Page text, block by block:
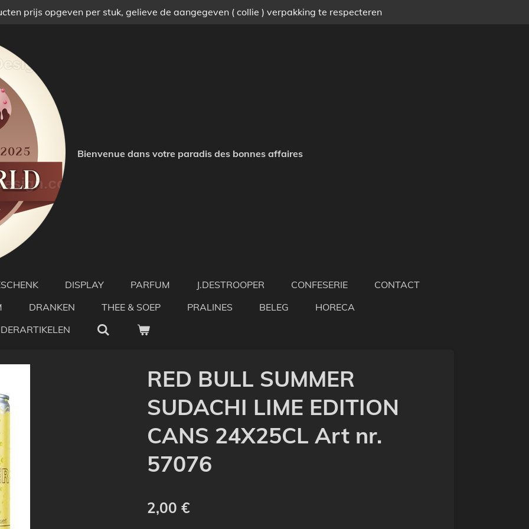
prijs opgeven per stuk, gelieve de aangegeven ( collie ) verpakking te respecteren
Bienvenue dans votre paradis des bonnes affaires
DISPLAY PARFUM J.DESTROOPER CONFESERIE
CONTACT
DRANKEN THEE & SOEP PRALINES BELEG
HORECA
RED BULL SUMMER
SUDACHI LIME EDITION
CANS 24X25CL Art nr.
57076
2,00 €